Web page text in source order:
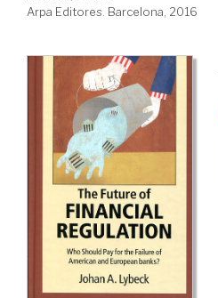
Arpa Editores. Barcelona, 2016